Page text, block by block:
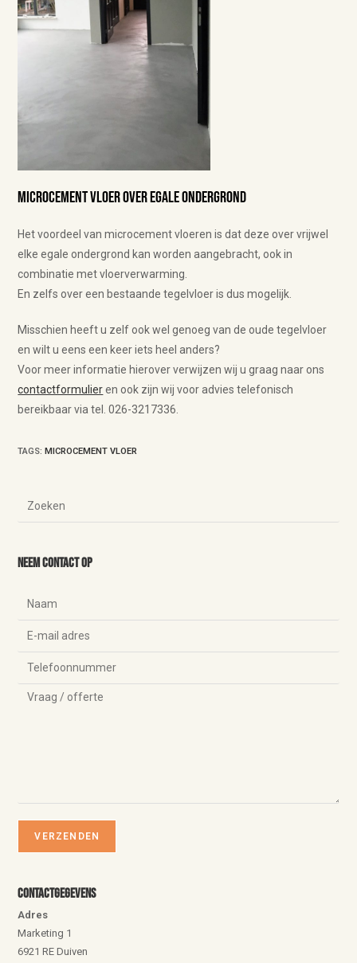
Microcement vloer over egale ondergrond
Het voordeel van microcement vloeren is dat deze over vrijwel
elke egale ondergrond kan worden aangebracht, ook in
combinatie met vloerverwarming.
En zelfs over een bestaande tegelvloer is dus mogelijk.
Misschien heeft u zelf ook wel genoeg van de oude tegelvloer
en wilt u eens een keer iets heel anders?
Voor meer informatie hierover verwijzen wij u graag naar ons
contactformulieren ook zijn wij voor advies telefonisch
bereikbaar via tel. 026-3217336.
TAGS: MICROCEMENT VLOER
Neem contact op
Contactgegevens
Adres
Marketing 1
6921 RE Duiven